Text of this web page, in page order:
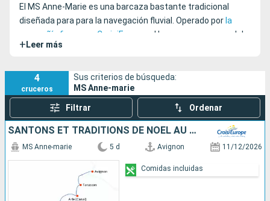
El MS Anne-Marie es una barcaza bastante tradicional
diseñada para para la navegación fluvial. Operado por la
compañía francesa CroisiEurope
, el hermoso casco azul de
este barco se desliza por las aguas del
+ Leer más
4
cruceros
Sus criterios de búsqueda:
MS Anne-marie
Filtrar Ordenar
SANTONS ET TRADITIONS DE NOËL AU FIL DES CANAUX DE PROVENCE SUR LES PAS DES FORTERESSES ET VILLAGES AUTHENTIQUES (FORMULE PORT-PORT)
MS Anne-marie 5 d Avignon 11/12/2026
Comidas incluidas